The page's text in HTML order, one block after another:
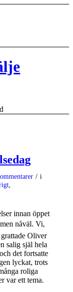
/ i
innan öppet
nåväl. Vi,
Oliver
salig själ hela
det fortsatte
lyckat, trots
roliga
var ett tema.